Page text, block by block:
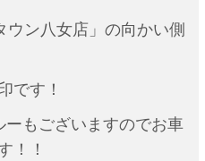
ン八女店」の向かい側
です！
もございますのでお車
！！